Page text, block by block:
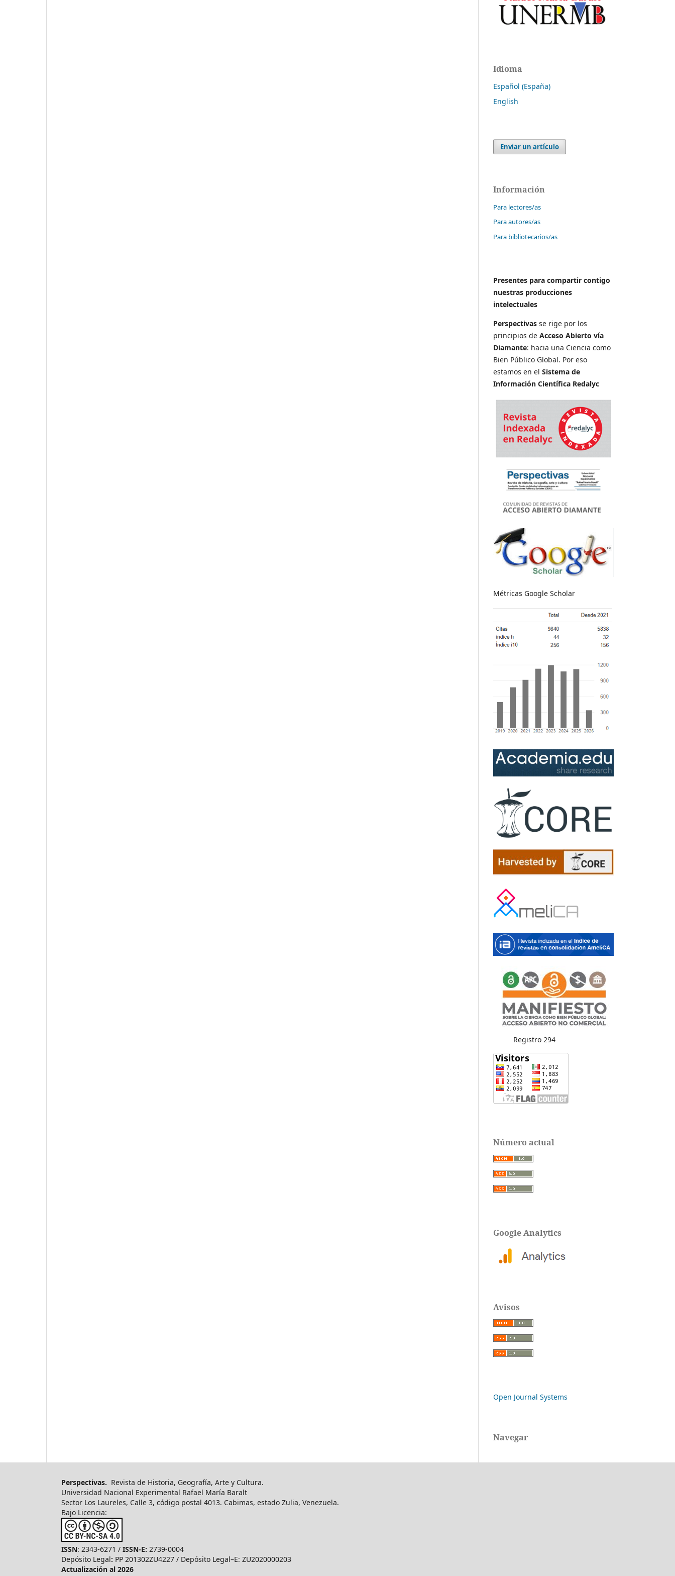
Idioma
Español (España)
English
Enviar un artículo
Información
Para lectores/as
Para autores/as
Para bibliotecarios/as
Presentes para compartir contigo
nuestras producciones
intelectuales
Perspectivas se rige por los
principios de Acceso Abierto vía
Diamante: hacia una Ciencia como
Bien Público Global. Por eso
estamos en el Sistema de
Información Científica Redalyc
Métricas Google Scholar
Registro 294
Número actual
Google Analytics
Avisos
Open Journal Systems
Navegar
Perspectivas. Revista de Historia, Geografía, Arte y Cultura.
Universidad Nacional Experimental Rafael María Baralt
Sector Los Laureles, Calle 3, código postal 4013. Cabimas, estado Zulia, Venezuela.
Bajo Licencia:
ISSN: 2343-6271 / ISSN-E: 2739-0004
Depósito Legal: PP 201302ZU4227 / Depósito Legal–E: ZU2020000203
Actualización al 2026